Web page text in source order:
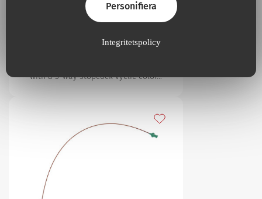
Personifiera
Integritetspolicy
Umbilical catheters
Single Lumen PUR
Catheter in radiopaque and
with a 3-way stopcock vyclic color…
Lägg till bland mina